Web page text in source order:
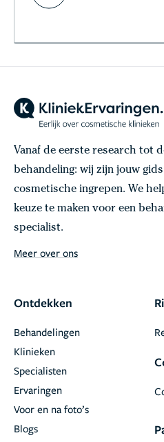
Vanaf de eerste research tot
behandeling: wij zijn jouw
cosmetische ingrepen. We
keuze te maken voor een
specialist.
Meer over ons
Ontdekken
Behandelingen
Klinieken
Specialisten
Ervaringen
Voor en na foto’s
Blogs